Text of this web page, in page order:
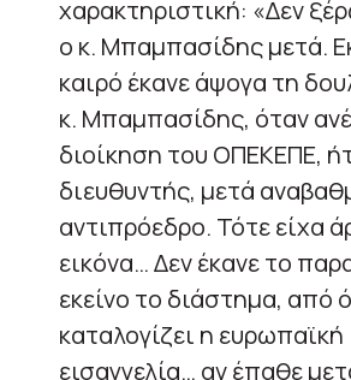
χαρακτηριστική: «Δεν
ο κ. Μπαμπασίδης μετά.
καιρό έκανε άψογα τη
κ. Μπαμπασίδης, όταν
διοίκηση του ΟΠΕΚΕΠΕ,
διευθυντής, μετά
αντιπρόεδρο. Τότε είχα
εικόνα… Δεν έκανε το
εκείνο το διάστημα, από
καταλογίζει η ευρωπαϊκή
εισαγγελία… αν έπαθε